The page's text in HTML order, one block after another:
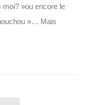
moi? »ou encore le
»… Mais